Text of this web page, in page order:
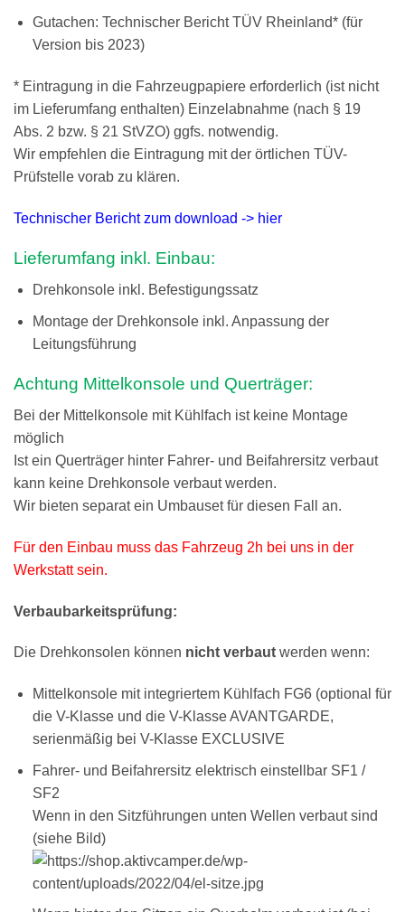
Gutachen: Technischer Bericht TÜV Rheinland* (für
Version bis 2023)
* Eintragung in die Fahrzeugpapiere erforderlich (ist nicht
im Lieferumfang enthalten) Einzelabnahme (nach § 19
Abs. 2 bzw. § 21 StVZO) ggfs. notwendig.
Wir empfehlen die Eintragung mit der örtlichen TÜV-
Prüfstelle vorab zu klären.
Technischer Bericht zum download -> hier
Lieferumfang inkl. Einbau:
Drehkonsole inkl. Befestigungssatz
Montage der Drehkonsole inkl. Anpassung der
Leitungsführung
Achtung Mittelkonsole und Querträger:
Bei der Mittelkonsole mit Kühlfach ist keine Montage
möglich
Ist ein Querträger hinter Fahrer- und Beifahrersitz verbaut
kann keine Drehkonsole verbaut werden.
Wir bieten separat ein Umbauset für diesen Fall an.
Für den Einbau muss das Fahrzeug 2h bei uns in der
Werkstatt sein.
Verbaubarkeitsprüfung:
Die Drehkonsolen können nicht verbaut werden wenn:
Mittelkonsole mit integriertem Kühlfach FG6 (optional für
die V-Klasse und die V-Klasse AVANTGARDE,
serienmäßig bei V-Klasse EXCLUSIVE
Fahrer- und Beifahrersitz elektrisch einstellbar SF1 /
SF2
Wenn in den Sitzführungen unten Wellen verbaut sind
(siehe Bild)